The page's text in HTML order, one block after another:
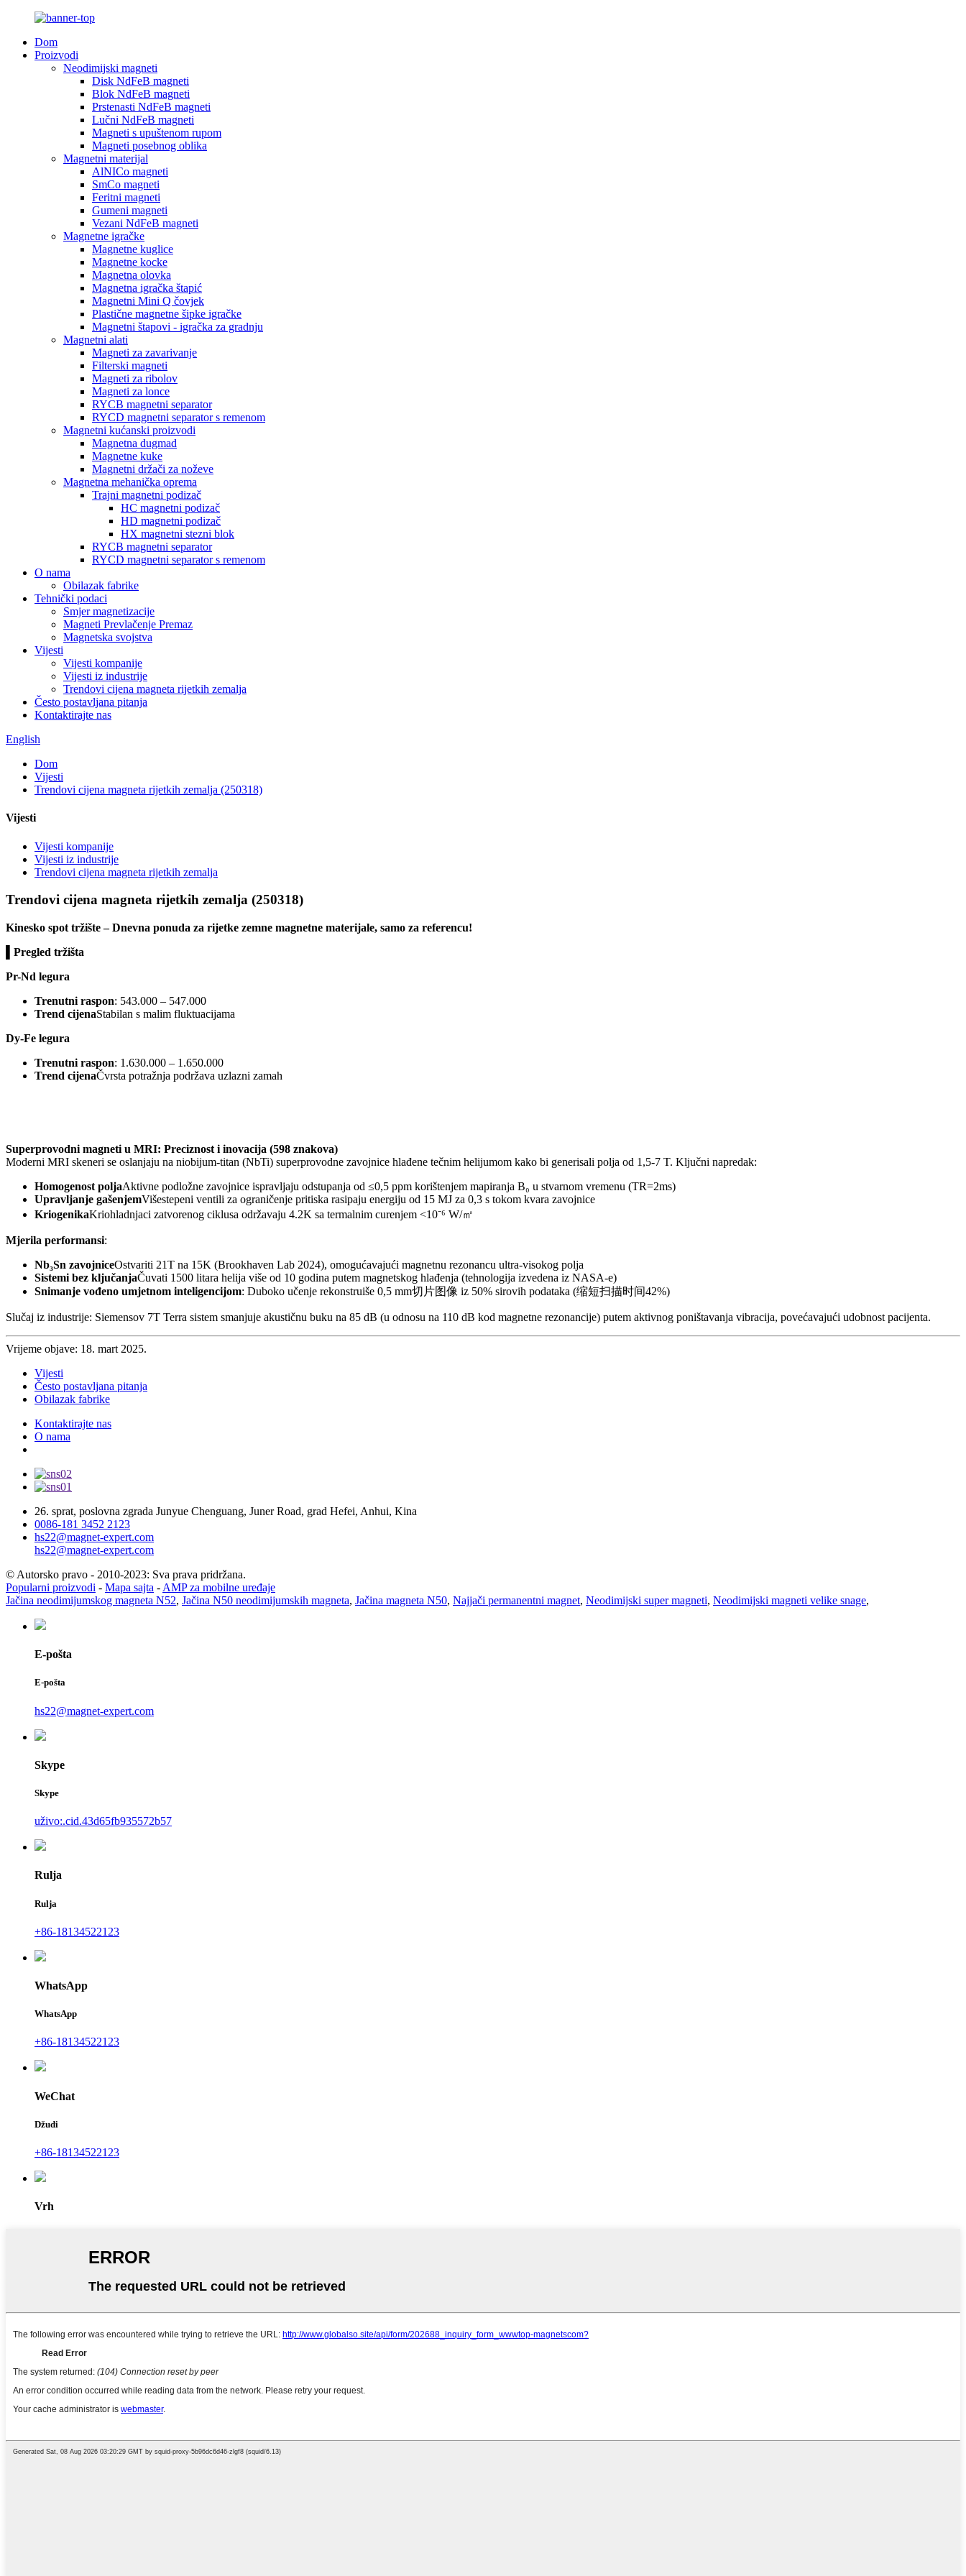
Dom
Proizvodi
Neodimijski magneti
Disk NdFeB magneti
Blok NdFeB magneti
Prstenasti NdFeB magneti
Lučni NdFeB magneti
Magneti s upuštenom rupom
Magneti posebnog oblika
Magnetni materijal
AlNICo magneti
SmCo magneti
Feritni magneti
Gumeni magneti
Vezani NdFeB magneti
Magnetne igračke
Magnetne kuglice
Magnetne kocke
Magnetna olovka
Magnetna igračka štapić
Magnetni Mini Q čovjek
Plastične magnetne šipke igračke
Magnetni štapovi - igračka za gradnju
Magnetni alati
Magneti za zavarivanje
Filterski magneti
Magneti za ribolov
Magneti za lonce
RYCB magnetni separator
RYCD magnetni separator s remenom
Magnetni kućanski proizvodi
Magnetna dugmad
Magnetne kuke
Magnetni držači za noževe
Magnetna mehanička oprema
Trajni magnetni podizač
HC magnetni podizač
HD magnetni podizač
HX magnetni stezni blok
RYCB magnetni separator
RYCD magnetni separator s remenom
O nama
Obilazak fabrike
Tehnički podaci
Smjer magnetizacije
Magneti Prevlačenje Premaz
Magnetska svojstva
Vijesti
Vijesti kompanije
Vijesti iz industrije
Trendovi cijena magneta rijetkih zemalja
Često postavljana pitanja
Kontaktirajte nas
English
Dom
Vijesti
Trendovi cijena magneta rijetkih zemalja (250318)
Vijesti
Vijesti kompanije
Vijesti iz industrije
Trendovi cijena magneta rijetkih zemalja
Trendovi cijena magneta rijetkih zemalja (250318)
Kinesko spot tržište – Dnevna ponuda za rijetke zemne magnetne materijale, samo za referencu!
▌Pregled tržišta
Pr-Nd legura
Trenutni raspon: 543.000 – 547.000
Trend cijenaStabilan s malim fluktuacijama
Dy-Fe legura
Trenutni raspon: 1.630.000 – 1.650.000
Trend cijenaČvrsta potražnja podržava uzlazni zamah
Superprovodni magneti u MRI: Preciznost i inovacija (598 znakova)
Moderni MRI skeneri se oslanjaju na niobijum-titan (NbTi) superprovodne zavojnice hlađene tečnim helijumom kako bi generisali polja od 1,5-7 T. Ključni napredak:
Homogenost poljaAktivne podložne zavojnice ispravljaju odstupanja od ≤0,5 ppm korištenjem mapiranja B₀ u stvarnom vremenu (TR=2ms)
Upravljanje gašenjemVišestepeni ventili za ograničenje pritiska rasipaju energiju od 15 MJ za 0,3 s tokom kvara zavojnice
KriogenikaKriohladnjaci zatvorenog ciklusa održavaju 4.2K sa termalnim curenjem <10⁻⁶ W/㎡
Mjerila performansi:
Nb₃Sn zavojniceOstvariti 21T na 15K (Brookhaven Lab 2024), omogućavajući magnetnu rezonancu ultra-visokog polja
Sistemi bez ključanjaČuvati 1500 litara helija više od 10 godina putem magnetskog hlađenja (tehnologija izvedena iz NASA-e)
Snimanje vođeno umjetnom inteligencijom: Duboko učenje rekonstruiše 0,5 mm切片图像 iz 50% sirovih podataka (缩短扫描时间42%)
Slučaj iz industrije: Siemensov 7T Terra sistem smanjuje akustičnu buku na 85 dB (u odnosu na 110 dB kod magnetne rezonancije) putem aktivnog poništavanja vibracija, povećavajući udobnost pacijenta.
Vrijeme objave: 18. mart 2025.
Vijesti
Često postavljana pitanja
Obilazak fabrike
Kontaktirajte nas
O nama
26. sprat, poslovna zgrada Junyue Chenguang, Juner Road, grad Hefei, Anhui, Kina
0086-181 3452 2123
hs22@magnet-expert.com
hs22@magnet-expert.com
© Autorsko pravo - 2010-2023: Sva prava pridržana.
Popularni proizvodi - Mapa sajta - AMP za mobilne uređaje
Jačina neodimijumskog magneta N52, Jačina N50 neodimijumskih magneta, Jačina magneta N50, Najjači permanentni magnet, Neodimijski super magneti, Neodimijski magneti velike snage,
E-pošta
E-pošta
hs22@magnet-expert.com
Skype
Skype
uživo:.cid.43d65fb935572b57
Rulja
Rulja
+86-18134522123
WhatsApp
WhatsApp
+86-18134522123
WeChat
Džudi
+86-18134522123
Vrh